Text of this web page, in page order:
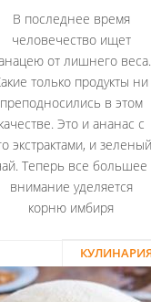
В последнее время
человечество ищет
от лишнего веса.
только продукты ни
преподносились в этом
качестве. Это и ананас с
экстрактами, и зеленый
Теперь все большее
внимание уделяется
корню имбиря